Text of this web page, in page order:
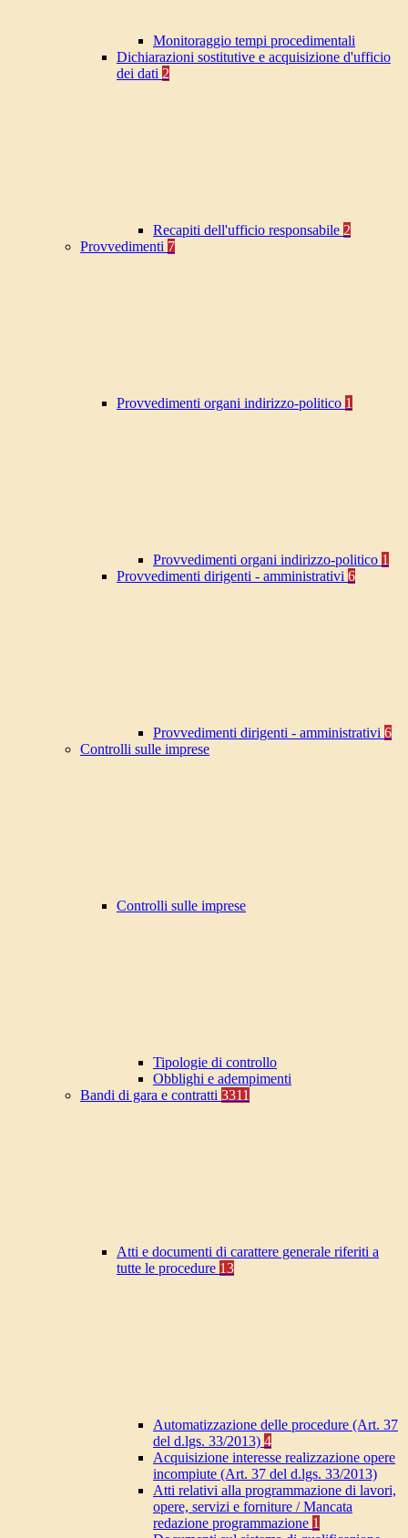
Monitoraggio tempi procedimentali
Dichiarazioni sostitutive e acquisizione d'ufficio
dei dati 2
Recapiti dell'ufficio responsabile 2
Provvedimenti 7
Provvedimenti organi indirizzo-politico 1
Provvedimenti organi indirizzo-politico 1
Provvedimenti dirigenti - amministrativi 6
Provvedimenti dirigenti - amministrativi 6
Controlli sulle imprese
Controlli sulle imprese
Tipologie di controllo
Obblighi e adempimenti
Bandi di gara e contratti 3311
Atti e documenti di carattere generale riferiti a
tutte le procedure 13
Automatizzazione delle procedure (Art. 37
del d.lgs. 33/2013) 4
Acquisizione interesse realizzazione opere
incompiute (Art. 37 del d.lgs. 33/2013)
Atti relativi alla programmazione di lavori,
opere, servizi e forniture / Mancata
redazione programmazione 1